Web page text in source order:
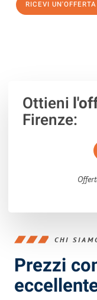
RICEVI
Ottieni
Firenze:
CHI
Prezzi